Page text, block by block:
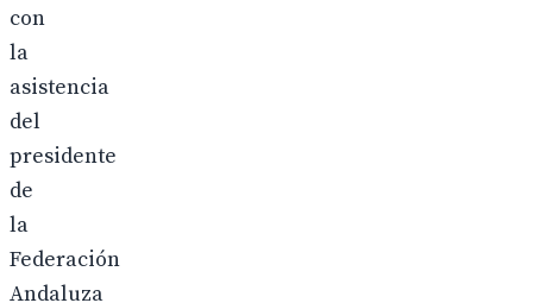
con
la
asistencia
del
presidente
de
la
Federación
Andaluza